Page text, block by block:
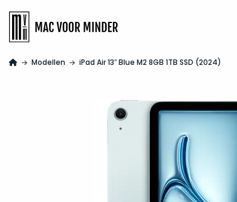
Modellen iPad Air 13″ Blue M2 8GB 1TB SSD (2024)